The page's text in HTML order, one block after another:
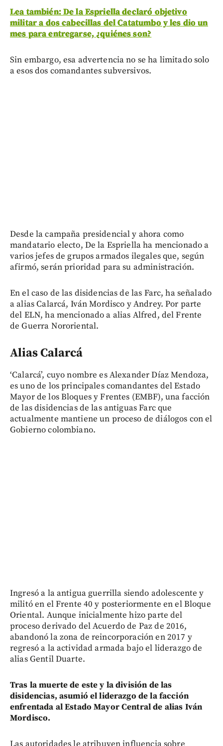
Lea también: De la Espriella declaró objetivo
militar a dos cabecillas del Catatumbo y les dio un
mes para entregarse, ¿quiénes son?
Sin embargo, esa advertencia no se ha limitado solo
a esos dos comandantes subversivos.
Desde la campaña presidencial y ahora como
mandatario electo, De la Espriella ha mencionado a
varios jefes de grupos armados ilegales que, según
afirmó, serán prioridad para su administración.
En el caso de las disidencias de las Farc, ha señalado
a alias Calarcá, Iván Mordisco y Andrey. Por parte
del ELN, ha mencionado a alias Alfred, del Frente
de Guerra Nororiental.
Alias Calarcá
‘Calarcá’, cuyo nombre es Alexander Díaz Mendoza,
es uno de los principales comandantes del Estado
Mayor de los Bloques y Frentes (EMBF), una facción
de las disidencias de las antiguas Farc que
actualmente mantiene un proceso de diálogos con el
Gobierno colombiano.
Ingresó a la antigua guerrilla siendo adolescente y
militó en el Frente 40 y posteriormente en el Bloque
Oriental. Aunque inicialmente hizo parte del
proceso derivado del Acuerdo de Paz de 2016,
abandonó la zona de reincorporación en 2017 y
regresó a la actividad armada bajo el liderazgo de
alias Gentil Duarte.
Tras la muerte de este y la división de las
disidencias, asumió el liderazgo de la facción
enfrentada al Estado Mayor Central de alias Iván
Mordisco.
Las autoridades le atribuyen influencia sobre